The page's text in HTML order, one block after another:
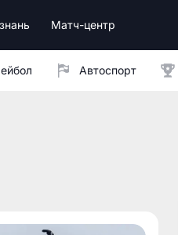
Матч-центр
Автоспорт